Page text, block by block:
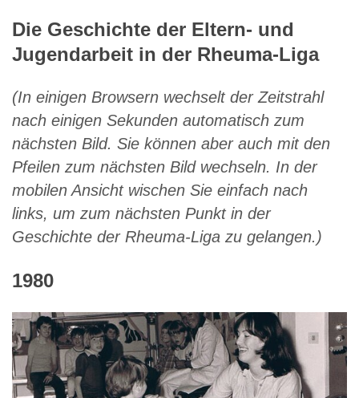
Die Geschichte der Eltern- und
Jugendarbeit in der Rheuma-Liga
(In einigen Browsern wechselt der Zeitstrahl
nach einigen Sekunden automatisch zum
nächsten Bild. Sie können aber auch mit den
Pfeilen zum nächsten Bild wechseln. In der
mobilen Ansicht wischen Sie einfach nach
links, um zum nächsten Punkt in der
Geschichte der Rheuma-Liga zu gelangen.)
1980